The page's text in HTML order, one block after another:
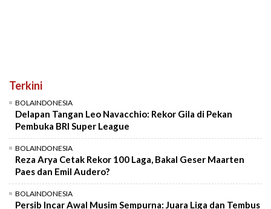
Terkini
BOLAINDONESIA
Delapan Tangan Leo Navacchio: Rekor Gila di Pekan
Pembuka BRI Super League
BOLAINDONESIA
Reza Arya Cetak Rekor 100 Laga, Bakal Geser Maarten
Paes dan Emil Audero?
BOLAINDONESIA
Persib Incar Awal Musim Sempurna: Juara Liga dan Tembus